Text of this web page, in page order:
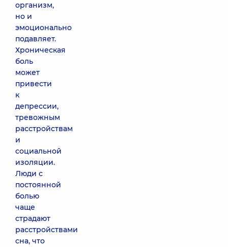
организм,
но и
эмоционально
подавляет.
Хроническая
боль
может
привести
к
депрессии,
тревожным
расстройствам
и
социальной
изоляции.
Люди с
постоянной
болью
чаще
страдают
расстройствами
сна, что